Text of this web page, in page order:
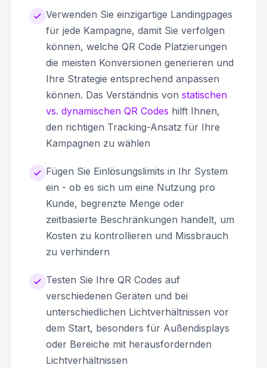
Verwenden Sie einzigartige Landingpages
für jede Kampagne, damit Sie verfolgen
können, welche QR Code Platzierungen
die meisten Konversionen generieren und
Ihre Strategie entsprechend anpassen
können. Das Verständnis von statischen
vs. dynamischen QR Codes hilft Ihnen,
den richtigen Tracking-Ansatz für Ihre
Kampagnen zu wählen
Fügen Sie Einlösungslimits in Ihr System
ein - ob es sich um eine Nutzung pro
Kunde, begrenzte Menge oder
zeitbasierte Beschränkungen handelt, um
Kosten zu kontrollieren und Missbrauch
zu verhindern
Testen Sie Ihre QR Codes auf
verschiedenen Geräten und bei
unterschiedlichen Lichtverhältnissen vor
dem Start, besonders für Außendisplays
oder Bereiche mit herausfordernden
Lichtverhältnissen